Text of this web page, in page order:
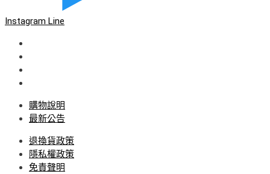
Instagram Line
購物說明
最新公告
退換貨政策
隱私權政策
免責聲明